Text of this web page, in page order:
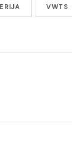
VWTS